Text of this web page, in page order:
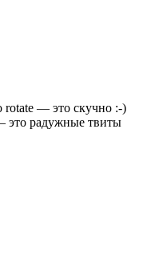
— это скучно :-)
это радужные твиты